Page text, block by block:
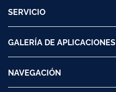
SERVICIO
GALERÍA DE APLICACIONES
NAVEGACIÓN